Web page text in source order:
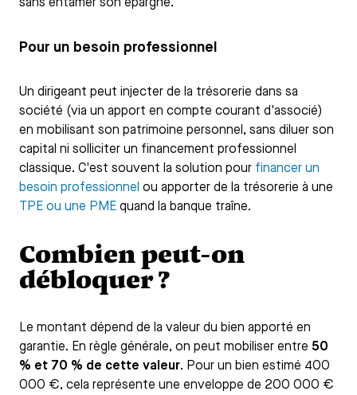
sans entamer son épargne.
Pour un besoin professionnel
Un dirigeant peut injecter de la trésorerie dans sa
société (via un apport en compte courant d'associé)
en mobilisant son patrimoine personnel, sans diluer son
capital ni solliciter un financement professionnel
classique. C'est souvent la solution pour financer un
besoin professionnel ou apporter de la trésorerie à une
TPE ou une PME quand la banque traîne.
Combien peut-on
débloquer ?
Le montant dépend de la valeur du bien apporté en
garantie. En règle générale, on peut mobiliser entre 50
% et 70 % de cette valeur. Pour un bien estimé 400
000 €, cela représente une enveloppe de 200 000 €